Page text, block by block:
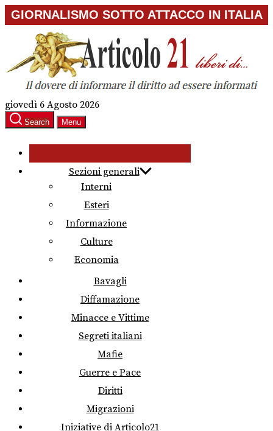
Skip
to
content
GIORNALISMO SOTTO ATTACCO IN ITALIA
giovedì 6 Agosto 2026
Search Menu
Sezioni generali
Interni
Esteri
Informazione
Culture
Economia
Bavagli
Diffamazione
Minacce e Vittime
Segreti italiani
Mafie
Guerre e Pace
Diritti
Migrazioni
Iniziative di Articolo21